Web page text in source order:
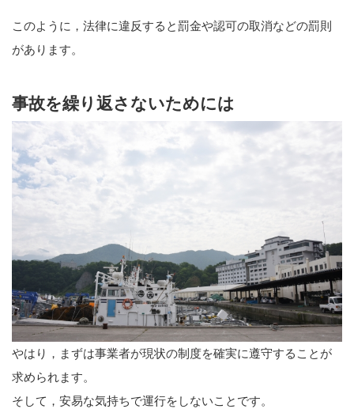
このように，法律に違反すると罰金や認可の取消などの罰則
があります。
事故を繰り返さないためには
やはり，まずは事業者が現状の制度を確実に遵守することが
求められます。
そして，安易な気持ちで運行をしないことです。